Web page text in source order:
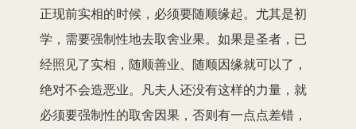
正现前实相的时候，必须要随顺缘起。尤其是初
学，需要强制性地去取舍业果。如果是圣者，已
经照见了实相，随顺善业、随顺因缘就可以了，
绝对不会造恶业。凡夫人还没有这样的力量，就
必须要强制性的取舍因果，否则有一点点差错，